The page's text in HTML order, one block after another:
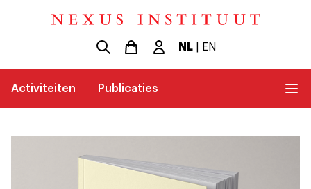
NL| EN
Activiteiten Publicaties